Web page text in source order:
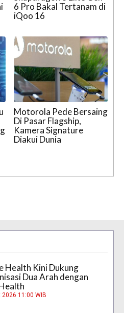
6 Pro Bakal Tertanam di
iQoo 16
Motorola Pede Bersaing
Di Pasar Flagship,
Kamera Signature
Diakui Dunia
Health Kini Dukung
Dua Arah dengan
11:00 WIB